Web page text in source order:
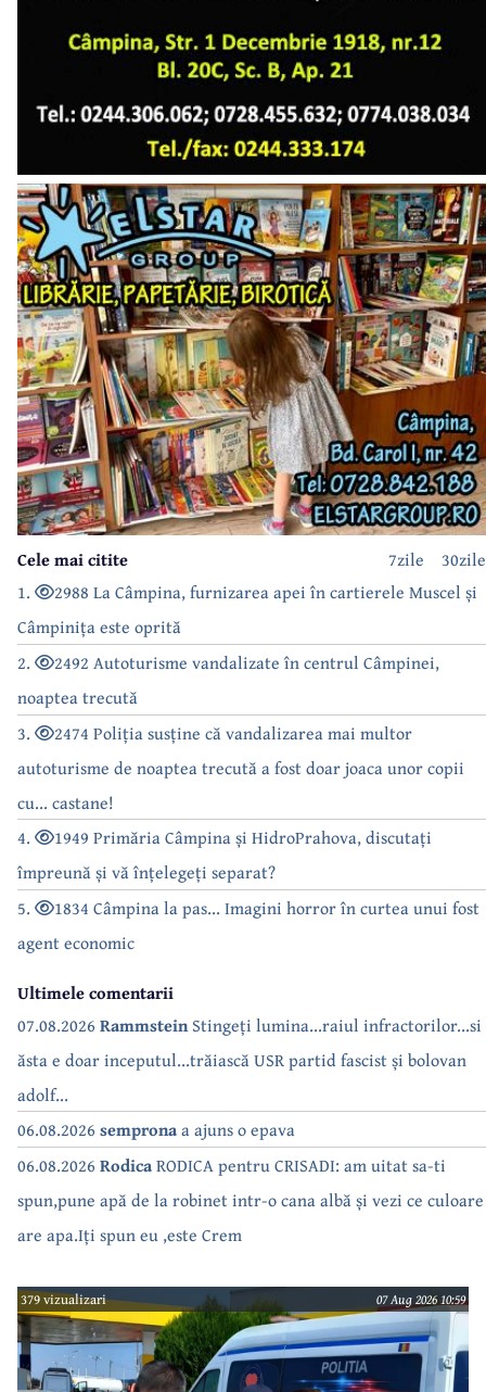
30zile
7zile
Cele mai citite
1.
2988 La Câmpina, furnizarea apei în cartierele Muscel și
Câmpinița este oprită
2.
2492 Autoturisme vandalizate în centrul Câmpinei,
noaptea trecută
3.
2474 Poliția susține că vandalizarea mai multor
autoturisme de noaptea trecută a fost doar joaca unor copii
cu... castane!
4.
1949 Primăria Câmpina și HidroPrahova, discutați
împreună și vă înțelegeți separat?
5.
1834 Câmpina la pas... Imagini horror în curtea unui fost
agent economic
Ultimele comentarii
07.08.2026 RammsteinStingeți lumina...raiul infractorilor...si
ăsta e doar inceputul...trăiască USR partid fascist și bolovan
adolf...
06.08.2026 sempronaa ajuns o epava
06.08.2026 RodicaRODICA pentru CRISADI: am uitat sa-ti
spun,pune apă de la robinet intr-o cana albă și vezi ce culoare
are apa.Iți spun eu ,este Crem
379 vizualizari 07 Aug 2026 10:59